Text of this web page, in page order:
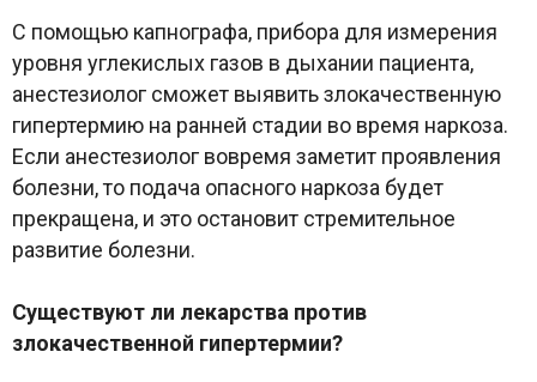
С помощью капнографа, прибора для измерения
уровня углекислых газов в дыхании пациента,
анестезиолог сможет выявить злокачественную
гипертермию на ранней стадии во время наркоза.
Если анестезиолог вовремя заметит проявления
болезни, то подача опасного наркоза будет
прекращена, и это остановит стремительное
развитие болезни.
Существуют ли лекарства против
злокачественной гипертермии?